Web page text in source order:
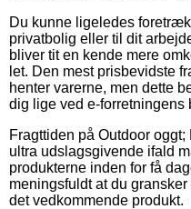
Du kunne ligeledes
privatbolig eller til dit
bliver tit en kende mere
let. Den mest prisbevidste
henter varerne, men dette
dig lige ved e-forretningens
Fragttiden på Outdoor
ultra udslagsgivende ifald
produkterne inden for få
meningsfuldt at du
det vedkommende produkt.